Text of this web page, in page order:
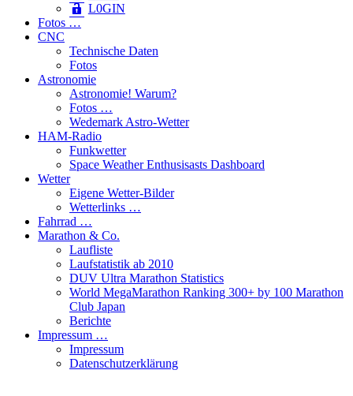
L​0​​GIN
Fotos …
CNC
Technische Daten
Fotos
Astronomie
Astronomie! Warum?
Fotos …
Wedemark Astro-Wetter
HAM-Radio
Funkwetter
Space Weather Enthusisasts Dashboard
Wetter
Eigene Wetter-Bilder
Wetterlinks …
Fahrrad …
Marathon & Co.
Laufliste
Laufstatistik ab 2010
DUV Ultra Marathon Statistics
World MegaMarathon Ranking 300+ by 100 Marathon
Club Japan
Berichte
Impressum …
Impressum
Datenschutzerklärung